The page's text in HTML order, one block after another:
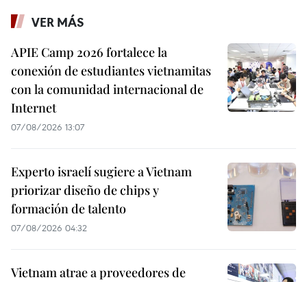
VER MÁS
APIE Camp 2026 fortalece la
conexión de estudiantes vietnamitas
con la comunidad internacional de
Internet
07/08/2026 13:07
Experto israelí sugiere a Vietnam
priorizar diseño de chips y
formación de talento
07/08/2026 04:32
Vietnam atrae a proveedores de